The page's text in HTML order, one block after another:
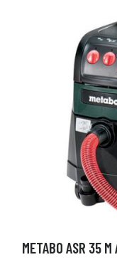
METABO ASR 35